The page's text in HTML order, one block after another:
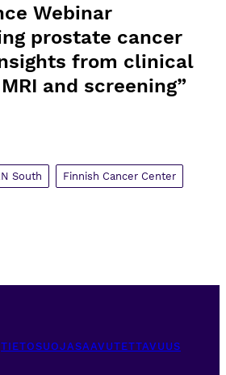
Webinar
prostate cancer
from clinical
and screening”
South Finnish Cancer Center
TIETOSUOJASAAVUTETTAVUUS